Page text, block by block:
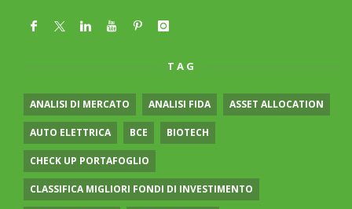
TAG
ANALISI DI MERCATO ANALISI FIDA ASSET ALLOCATION
AUTO ELETTRICA BCE BIOTECH
CHECK UP PORTAFOGLIO
CLASSIFICA MIGLIORI FONDI DI INVESTIMENTO